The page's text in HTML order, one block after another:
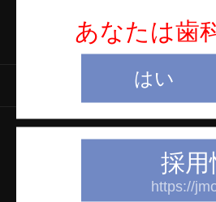
あなたは歯
はい
採用
https://
当サイトについて
プライバシーポリ